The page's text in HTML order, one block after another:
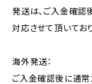
発送は、ご入金確認
対応させて頂いてお
海外発送：
ご入金確認後に通常